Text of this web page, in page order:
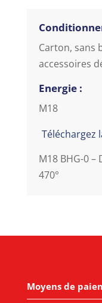
Carton, sans
accessoires
Energie :
M18
Téléchargez
M18 BHG-0
470°
Moyens de